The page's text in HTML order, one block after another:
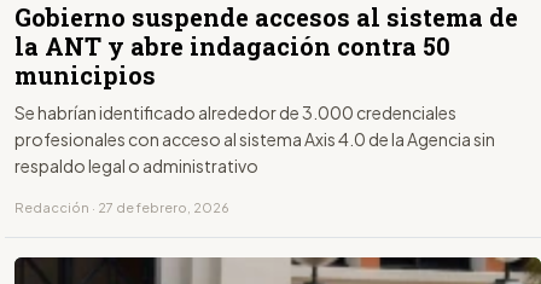
Gobierno suspende accesos al sistema de
la ANT y abre indagación contra 50
municipios
Se habrían identificado alrededor de 3.000 credenciales
profesionales con acceso al sistema Axis 4.0 de la Agencia sin
respaldo legal o administrativo
Redacción · 27 de febrero, 2026